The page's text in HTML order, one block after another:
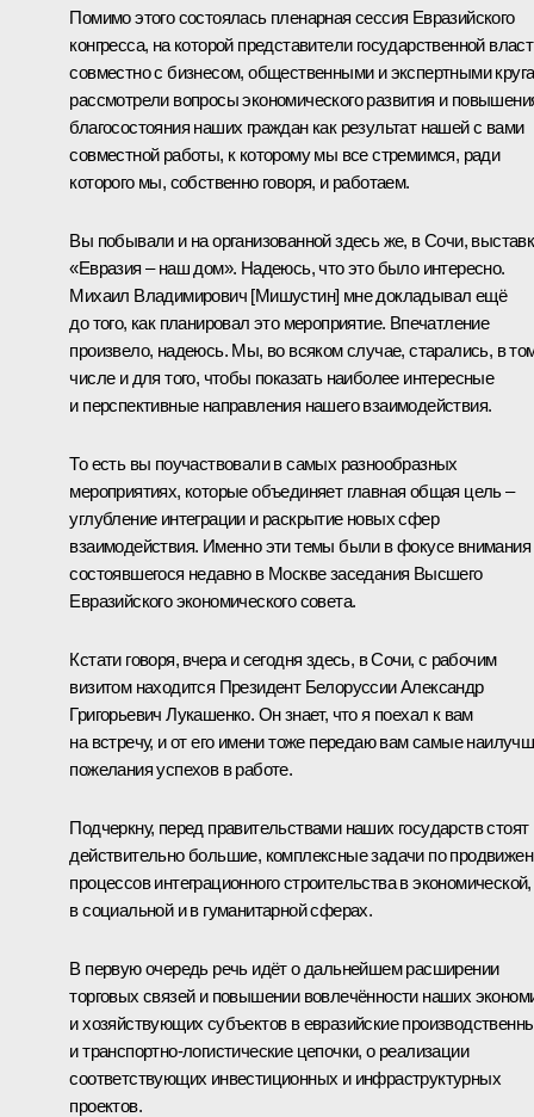
Помимо этого состоялась пленарная сессия Евразийского
конгресса, на которой представители государственной
совместно с бизнесом, общественными и экспертными
рассмотрели вопросы экономического развития и
благосостояния наших граждан как результат нашей с вами
совместной работы, к которому мы все стремимся, ради
которого мы, собственно говоря, и работаем.
Вы побывали и на организованной здесь же, в Сочи,
«Евразия – наш дом». Надеюсь, что это было интересно.
Михаил Владимирович [Мишустин] мне докладывал ещё
до того, как планировал это мероприятие. Впечатление
произвело, надеюсь. Мы, во всяком случае, старались, в
числе и для того, чтобы показать наиболее интересные
и перспективные направления нашего взаимодействия.
То есть вы поучаствовали в самых разнообразных
мероприятиях, которые объединяет главная общая цель –
углубление интеграции и раскрытие новых сфер
взаимодействия. Именно эти темы были в фокусе внимания
состоявшегося недавно в Москве заседания Высшего
Евразийского экономического совета.
Кстати говоря, вчера и сегодня здесь, в Сочи, с рабочим
визитом находится Президент Белоруссии Александр
Григорьевич Лукашенко. Он знает, что я поехал к вам
на встречу, и от его имени тоже передаю вам самые
пожелания успехов в работе.
Подчеркну, перед правительствами наших государств стоят
действительно большие, комплексные задачи по
процессов интеграционного строительства в экономической,
в социальной и в гуманитарной сферах.
В первую очередь речь идёт о дальнейшем расширении
торговых связей и повышении вовлечённости наших
и хозяйствующих субъектов в евразийские
и транспортно-логистические цепочки, о реализации
соответствующих инвестиционных и инфраструктурных
проектов.